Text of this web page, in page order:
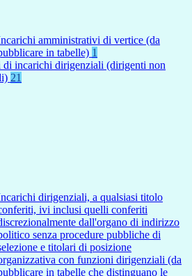
amministrativi di vertice (da
in tabelle) 1
di incarichi dirigenziali (dirigenti non
21
dirigenziali, a qualsiasi titolo
ivi inclusi quelli conferiti
dall'organo di indirizzo
senza procedure pubbliche di
e titolari di posizione
con funzioni dirigenziali (da
in tabelle che distinguano le